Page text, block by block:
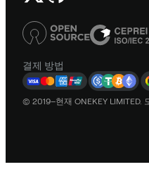
결제 방법
© 2019–현재 ONEKEY LIMITED.